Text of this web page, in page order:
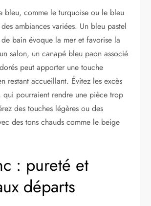
bleu, comme le turquoise ou le bleu
ambiances variées. Un bleu pastel
bain évoque la mer et favorise la
salon, un canapé bleu paon associé
peut apporter une touche
restant accueillant. Évitez les excès
pourraient rendre une pièce trop
des touches légères ou des
des tons chauds comme le beige
: pureté et
départs